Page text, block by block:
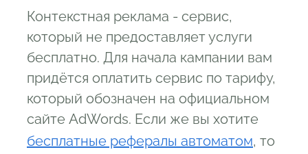
Контекстная реклама - сервис,
который не предоставляет услуги
бесплатно. Для начала кампании вам
придётся оплатить сервис по тарифу,
который обозначен на официальном
сайте AdWords. Если же вы хотите
бесплатные рефералы автоматом, то